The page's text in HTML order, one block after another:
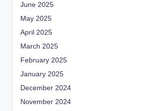
June 2025
May 2025
April 2025
March 2025
February 2025
January 2025
December 2024
November 2024